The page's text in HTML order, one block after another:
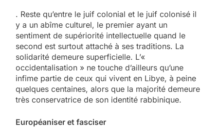
. Reste qu’entre le juif colonial et le juif colonisé il
y a un abîme culturel, le premier ayant un
sentiment de supériorité intellectuelle quand le
second est surtout attaché à ses traditions. La
solidarité demeure superficielle. L’«
occidentalisation » ne touche d’ailleurs qu’une
infime partie de ceux qui vivent en Libye, à peine
quelques centaines, alors que la majorité demeure
très conservatrice de son identité rabbinique.
Européaniser et fasciser